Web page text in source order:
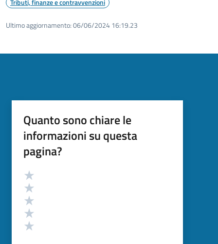
Ultimo aggiornamento:06/06/2024 16:19.23
Quanto sono chiare le
informazioni su questa
pagina?
Valutazione